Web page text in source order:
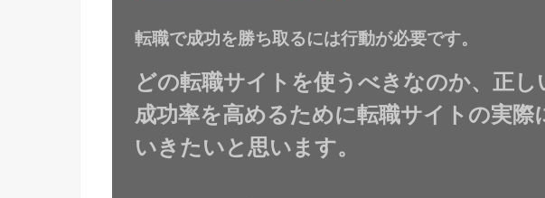
転職で成功を勝ち取るには行動が必要です。
どの転職サイトを使うべきなのか、正
成功率を高めるために転職サイトの実際
いきたいと思います。